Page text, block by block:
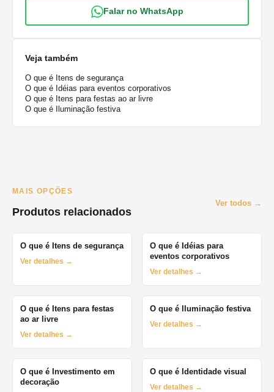
Falar no WhatsApp
Veja também
O que é Itens de segurança
O que é Idéias para eventos corporativos
O que é Itens para festas ao ar livre
O que é Iluminação festiva
MAIS OPÇÕES
Produtos relacionados
Ver todos →
O que é Itens de segurança
Ver detalhes →
O que é Idéias para
eventos corporativos
Ver detalhes →
O que é Itens para festas
ao ar livre
Ver detalhes →
O que é Iluminação festiva
Ver detalhes →
O que é Investimento em
decoração
O que é Identidade visual
Ver detalhes →